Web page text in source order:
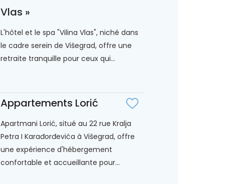
Vlas »
L'hôtel et le spa "Vilina Vlas", niché dans
le cadre serein de Višegrad, offre une
retraite tranquille pour ceux qui...
Appartements Lorić
Apartmani Lorić, situé au 22 rue Kralja
Petra I Karađorđevića à Višegrad, offre
une expérience d'hébergement
confortable et accueillante pour...